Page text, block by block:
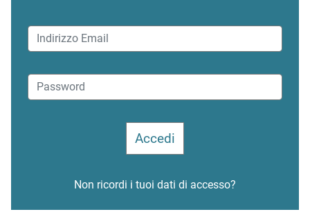
Non ricordi i tuoi dati di accesso?